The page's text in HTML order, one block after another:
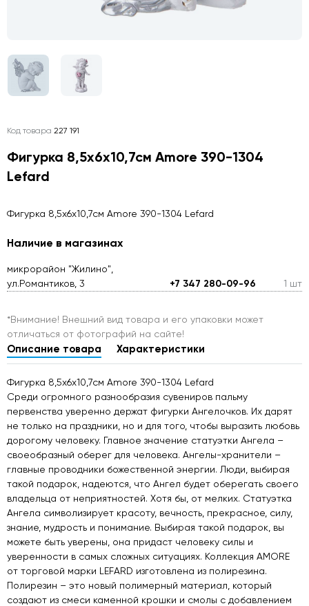
Код товара 227 191
Фигурка 8,5х6х10,7см Amore 390-1304
Lefard
Фигурка 8,5х6х10,7см Amore 390-1304 Lefard
Наличие в магазинах
микрорайон "Жилино",
ул.Романтиков, 3
+7 347 280-09-96 1 шт
*Внимание! Внешний вид товара и его упаковки может
отличаться от фотографий на сайте!
Описание товара Характеристики
Фигурка 8,5х6х10,7см Amore 390-1304 Lefard
Среди огромного разнообразия сувениров пальму
первенства уверенно держат фигурки Ангелочков. Их дарят
не только на праздники, но и для того, чтобы выразить любовь
дорогому человеку. Главное значение статуэтки Ангела –
своеобразный оберег для человека. Ангелы-хранители –
главные проводники божественной энергии. Люди, выбирая
такой подарок, надеются, что Ангел будет оберегать своего
владельца от неприятностей. Хотя бы, от мелких. Статуэтка
Ангела символизирует красоту, вечность, прекрасное, силу,
знание, мудрость и понимание. Выбирая такой подарок, вы
можете быть уверены, она придаст человеку силы и
уверенности в самых сложных ситуациях. Коллекция AMORE
от торговой марки LEFARD изготовлена из полирезина.
Полирезин – это новый полимерный материал, который
создают из смеси каменной крошки и смолы с добавлением